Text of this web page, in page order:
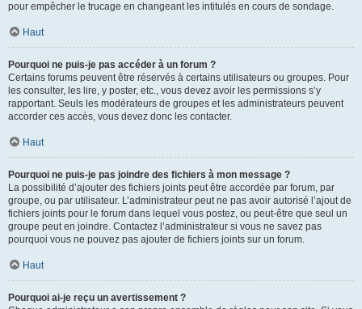
pour empêcher le trucage en changeant les intitulés en cours de sondage.
Haut
Pourquoi ne puis-je pas accéder à un forum ?
Certains forums peuvent être réservés à certains utilisateurs ou groupes. Pour
les consulter, les lire, y poster, etc., vous devez avoir les permissions s’y
rapportant. Seuls les modérateurs de groupes et les administrateurs peuvent
accorder ces accès, vous devez donc les contacter.
Haut
Pourquoi ne puis-je pas joindre des fichiers à mon message ?
La possibilité d’ajouter des fichiers joints peut être accordée par forum, par
groupe, ou par utilisateur. L’administrateur peut ne pas avoir autorisé l’ajout de
fichiers joints pour le forum dans lequel vous postez, ou peut-être que seul un
groupe peut en joindre. Contactez l’administrateur si vous ne savez pas
pourquoi vous ne pouvez pas ajouter de fichiers joints sur un forum.
Haut
Pourquoi ai-je reçu un avertissement ?